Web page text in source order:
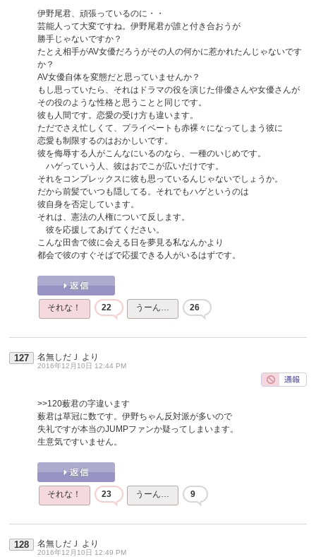
伊野尾君、頑張っているのに・・
芸能人って大変ですね。伊野尾君が誰と付き合おうが
勝手じゃないですか？
たとえ相手がAV女優だろうがその人の何かに惹かれたんじゃないです
か？
AV女優自体を変態だと思っていませんか？
もし思っていたら、それはドラマの役を演じた俳優さんや女優さんが
その役のような性格と思うことと同じです。
彼も人間です。恋愛の受け方も違います。
ただでさえ忙しくて、プライベートも赤裸々になってしまう彼に
恋愛も制限するのはおかしいです。
彼を侮辱する人がこんなにいるのなら、一種のいじめです。
ハゲっていう人、彼はおでこが広いだけです。
それをコンプレックスに彼も思っているんじゃないでしょうか。
だから前髪でいつも隠してる。それでもハゲというのは
彼自身を否定しています。
それは、憲法の人権について反します。
彼を応援してあげてください。
こんな田舎で彼に会える日を夢見る私なんかより
都会で彼のすぐそばで応援できる人がいるはずです。
それな！ 22 うーん… 26
127 名無しだＪ より
2016年12月10日 12:44 PM
>>120薮君の字違います
薮君は草冠に数です。伊野ちゃん反対派が多いので
失礼ですが本当のJUMPファンか疑ってしまいます。
生意気ですいません。
それな！ 23 うーん… 9
128 名無しだＪ より
2016年12月10日 12:49 PM